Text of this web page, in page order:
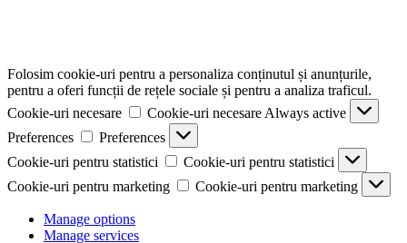
Folosim cookie-uri pentru a personaliza conținutul și anunțurile,
pentru a oferi funcții de rețele sociale și pentru a analiza traficul.
Cookie-uri necesare
Cookie-uri necesare Always active
Preferences
Preferences
Cookie-uri pentru statistici
Cookie-uri pentru statistici
Cookie-uri pentru marketing
Cookie-uri pentru marketing
Manage options
Manage services